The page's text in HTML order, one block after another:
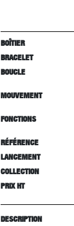
BOÎTIER
BRACELET
BOUCLE
MOUVEMENT
FONCTIONS
RÉFÉRENCE
LANCEMENT
COLLECTION
PRIX HT
DESCRIPTION